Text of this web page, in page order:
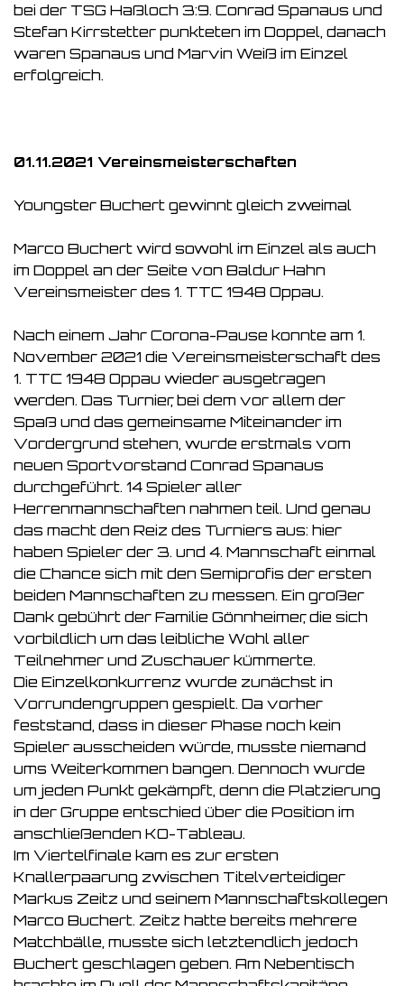
bei der TSG Haßloch 3:9. Conrad Spanaus und
Stefan Kirrstetter punkteten im Doppel, danach
waren Spanaus und Marvin Weiß im Einzel
erfolgreich.
01.11.2021 Vereinsmeisterschaften
Youngster Buchert gewinnt gleich zweimal
Marco Buchert wird sowohl im Einzel als auch
im Doppel an der Seite von Baldur Hahn
Vereinsmeister des 1. TTC 1948 Oppau.
Nach einem Jahr Corona-Pause konnte am 1.
November 2021 die Vereinsmeisterschaft des
1. TTC 1948 Oppau wieder ausgetragen
werden. Das Turnier, bei dem vor allem der
Spaß und das gemeinsame Miteinander im
Vordergrund stehen, wurde erstmals vom
neuen Sportvorstand Conrad Spanaus
durchgeführt. 14 Spieler aller
Herrenmannschaften nahmen teil. Und genau
das macht den Reiz des Turniers aus: hier
haben Spieler der 3. und 4. Mannschaft einmal
die Chance sich mit den Semiprofis der ersten
beiden Mannschaften zu messen. Ein großer
Dank gebührt der Familie Gönnheimer, die sich
vorbildlich um das leibliche Wohl aller
Teilnehmer und Zuschauer kümmerte.
Die Einzelkonkurrenz wurde zunächst in
Vorrundengruppen gespielt. Da vorher
feststand, dass in dieser Phase noch kein
Spieler ausscheiden würde, musste niemand
ums Weiterkommen bangen. Dennoch wurde
um jeden Punkt gekämpft, denn die Platzierung
in der Gruppe entschied über die Position im
anschließenden KO-Tableau.
Im Viertelfinale kam es zur ersten
Knallerpaarung zwischen Titelverteidiger
Markus Zeitz und seinem Mannschaftskollegen
Marco Buchert. Zeitz hatte bereits mehrere
Matchbälle, musste sich letztendlich jedoch
Buchert geschlagen geben. Am Nebentisch